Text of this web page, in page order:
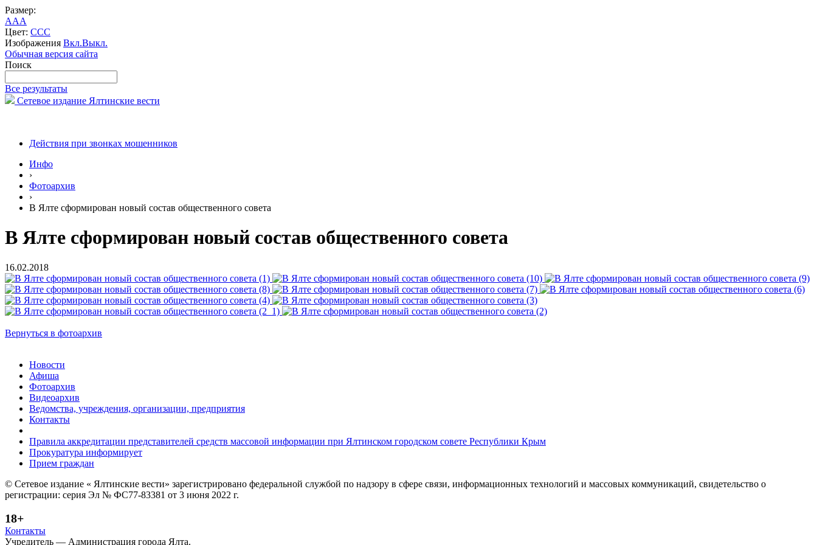
Размер:
AAA
Цвет: CCC
Изображения Вкл.Выкл.
Обычная версия сайта
Поиск
Все результаты
Сетевое издание Ялтинские вести
Действия при звонках мошенников
Инфо
›
Фотоархив
›
В Ялте сформирован новый состав общественного совета
В Ялте сформирован новый состав общественного совета
16.02.2018
Вернуться в фотоархив
Новости
Афиша
Фотоархив
Видеоархив
Ведомства, учреждения, организации, предприятия
Контакты
Правила аккредитации представителей средств массовой информации при Ялтинском городском совете Республики Крым
Прокуратура информирует
Прием граждан
© Сетевое издание « Ялтинские вести» зарегистрировано федеральной службой по надзору в сфере связи, информационных технологий и массовых коммуникаций, свидетельство о
регистрации: серия Эл № ФС77-83381 от 3 июня 2022 г.
18+
Контакты
Учредитель — Администрация города Ялта.